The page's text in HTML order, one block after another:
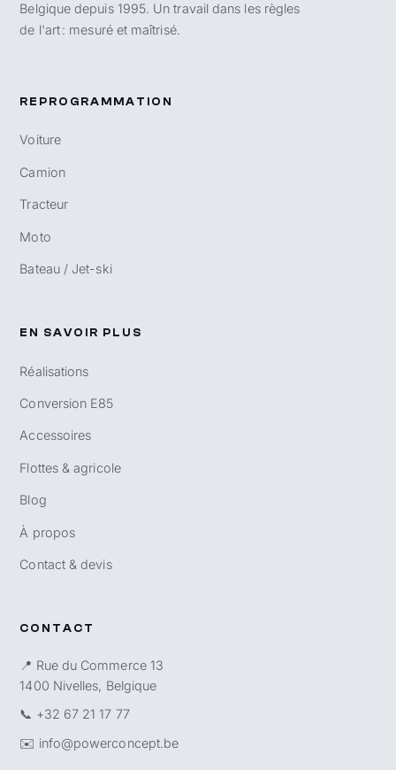
Belgique depuis 1995. Un travail dans les règles
de l'art : mesuré et maîtrisé.
REPROGRAMMATION
Voiture
Camion
Tracteur
Moto
Bateau / Jet-ski
EN SAVOIR PLUS
Réalisations
Conversion E85
Accessoires
Flottes & agricole
Blog
À propos
Contact & devis
CONTACT
📍 Rue du Commerce 13
1400 Nivelles, Belgique
📞 +32 67 21 17 77
✉️ info@powerconcept.be